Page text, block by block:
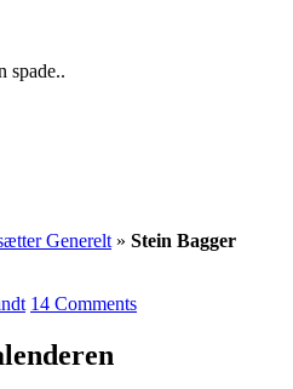
spade..
Generelt » Stein Bagger
14 Comments